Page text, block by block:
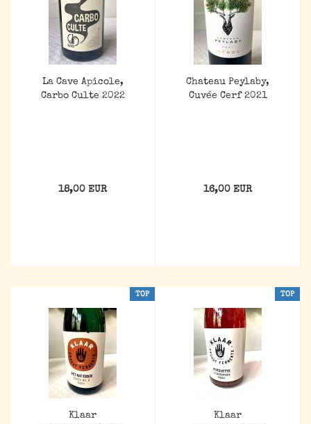
La Cave Apicole,
Carbo Culte 2022
18,00 EUR
Chateau Peylaby,
Cuvée Cerf 2021
16,00 EUR
TOP
Klaar
TOP
Klaar